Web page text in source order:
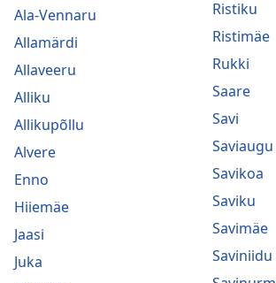
Ala-Vennaru
Allamärdi
Allaveeru
Alliku
Allikupõllu
Alvere
Enno
Hiiemäe
Jaasi
Juka
Ristiku
Ristimäe
Rukki
Saare
Savi
Saviaugu
Savikoa
Saviku
Savimäe
Saviniidu